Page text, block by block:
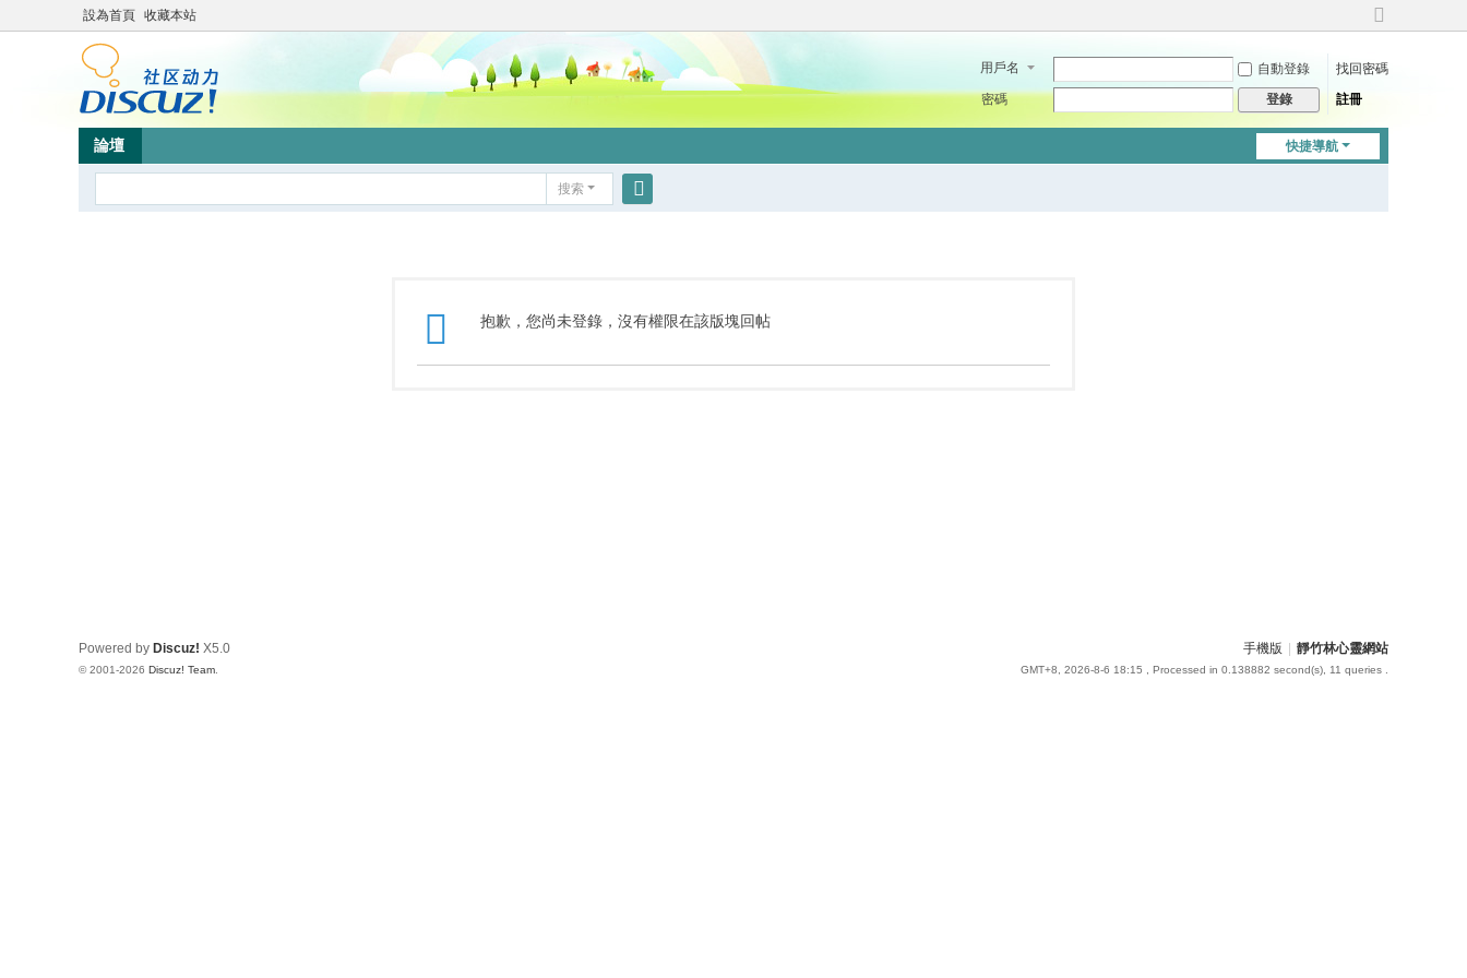
設為首頁 收藏本站
切
到
用戶名 自動登錄
找回密碼
密碼
登錄 註冊
快捷導航
論壇
搜索
抱歉，您尚未登錄，沒有權限在該版塊回帖
手機版 靜竹林心靈網站
GMT+8, 2026-8-6 18:15 , Processed in 0.138882 second(s), 11 queries .
Powered by Discuz! X5.0
© 2001-2026 Discuz! Team